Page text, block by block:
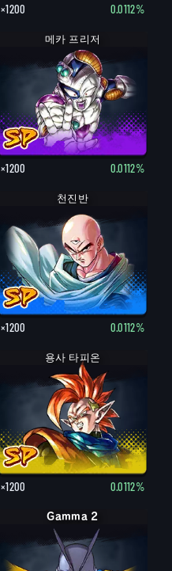
×1200 0.0112%
메카 프리저
×1200 0.0112%
천진반
×1200 0.0112%
용사 타피온
×1200 0.0112%
Gamma 2